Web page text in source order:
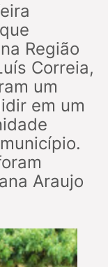
Região
Correia,
um
em um
Araujo